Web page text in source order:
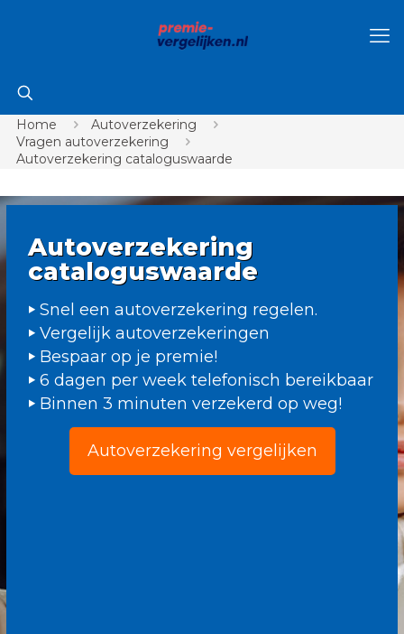
Home
Autoverzekering
Vragen autoverzekering
Autoverzekering cataloguswaarde
Autoverzekering
cataloguswaarde
Snel een autoverzekering regelen.
Vergelijk autoverzekeringen
Bespaar op je premie!
6 dagen per week telefonisch bereikbaar
Binnen 3 minuten verzekerd op weg!
Autoverzekering vergelijken